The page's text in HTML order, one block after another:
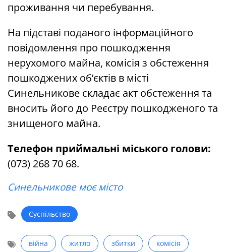
проживання чи перебування.
На підставі поданого інформаційного
повідомлення про пошкодження
нерухомого майна, комісія з обстеження
пошкоджених об’єктів в місті
Синельникове складає акт обстеження та
вносить його до Реєстру пошкодженого та
знищеного майна.
Телефон приймальні міського голови:
(073) 268 70 68.
Синельникове моє місто
Суспільство
війна житло збитки комісія